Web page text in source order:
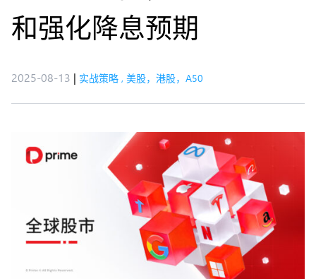
和强化降息预期
2025-08-13 | 实战策略 , 美股，港股，A50